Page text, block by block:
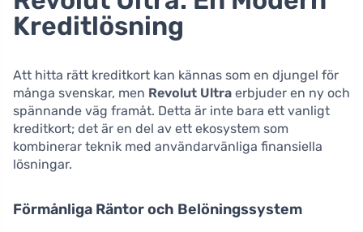
Kreditlösning
Att hitta rätt kreditkort kan kännas som en djungel för
många svenskar, men Revolut Ultra erbjuder en ny och
spännande väg framåt. Detta är inte bara ett vanligt
kreditkort; det är en del av ett ekosystem som
kombinerar teknik med användarvänliga finansiella
lösningar.
Förmånliga Räntor och Belöningssystem